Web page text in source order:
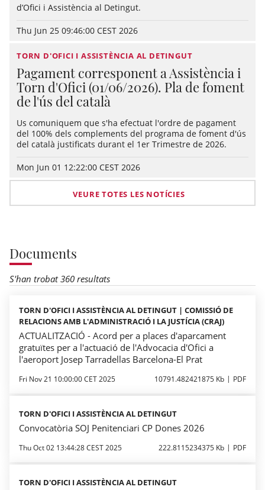
d’Ofici i Assistència al Detingut.
Thu Jun 25 09:46:00 CEST 2026
TORN D'OFICI I ASSISTÈNCIA AL DETINGUT
Pagament corresponent a Assistència i
Torn d'Ofici (01/06/2026). Pla de foment
de l'ús del català
Us comuniquem que s'ha efectuat l'ordre de pagament
del 100% dels complements del programa de foment d'ús
del català justificats durant el 1er Trimestre de 2026.
Mon Jun 01 12:22:00 CEST 2026
VEURE TOTES LES NOTÍCIES
Documents
S'han trobat 360 resultats
TORN D'OFICI I ASSISTÈNCIA AL DETINGUT | COMISSIÓ DE
RELACIONS AMB L'ADMINISTRACIÓ I LA JUSTÍCIA (CRAJ)
ACTUALITZACIÓ - Acord per a places d'aparcament
gratuïtes per a l'actuació de l'Advocacia d'Ofici a
l'aeroport Josep Tarradellas Barcelona-El Prat
Fri Nov 21 10:00:00 CET 2025 10791.482421875 Kb PDF
TORN D'OFICI I ASSISTÈNCIA AL DETINGUT
Convocatòria SOJ Penitenciari CP Dones 2026
Thu Oct 02 13:44:28 CEST 2025 222.8115234375 Kb PDF
TORN D'OFICI I ASSISTÈNCIA AL DETINGUT